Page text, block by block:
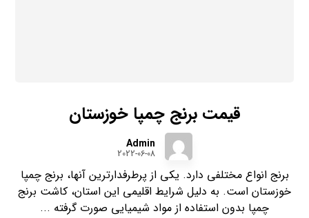
قیمت برنج چمپا خوزستان
Admin
2022-06-08
برنج انواع مختلفی دارد. یکی از پرطرفدارترین آنها، برنج چمپا
خوزستان است. به دلیل شرایط اقلیمی این استان، کاشت برنج
چمپا بدون استفاده از مواد شیمیایی صورت گرفته ...